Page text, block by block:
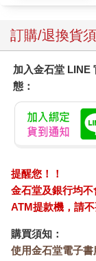
訂購/退換貨
加入金石堂 LINE
態：
提醒您！！
金石堂及銀行均
ATM提款機，請
購買須知：
使用金石堂電子